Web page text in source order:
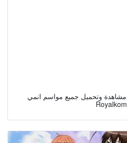
مشاهدة وتحميل جميع مواسم انمي Sekirei على رويال كوم
Royalkom